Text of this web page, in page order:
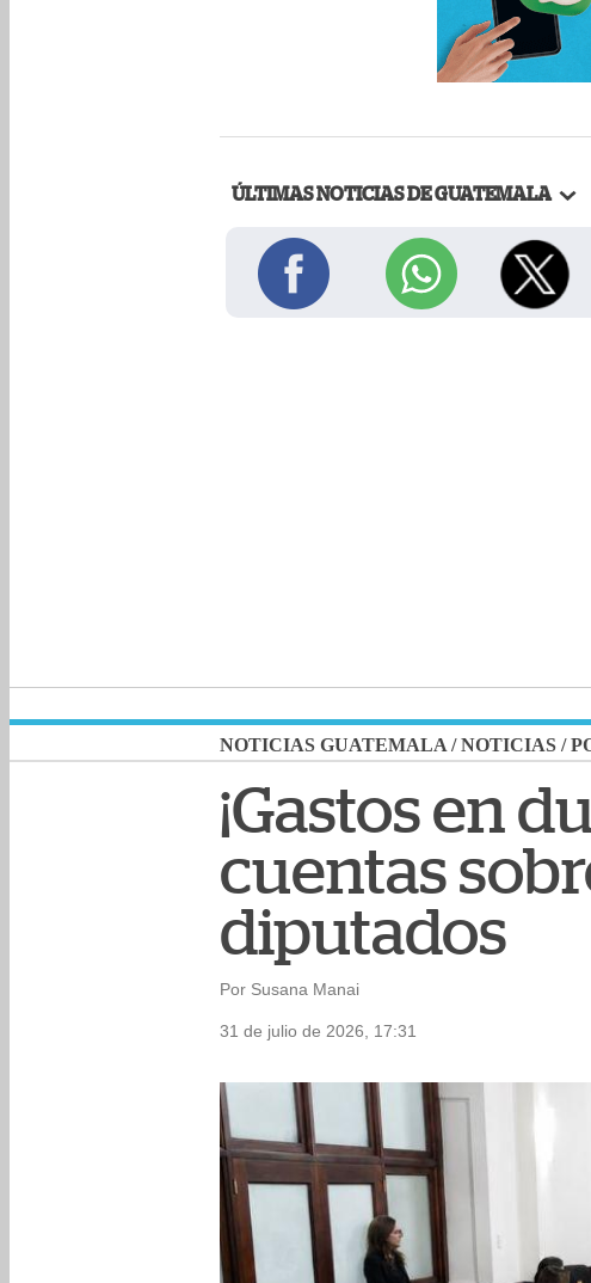
ÚLTIMAS NOTICIAS DE GUATEMALA
NOTICIAS GUATEMALA /NOTICIAS /
¡Gastos en
cuentas
diputados
Por Susana Manai
31 de julio de 2026, 17:31